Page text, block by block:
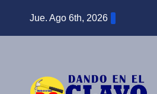
Jue. Ago 6th, 2026